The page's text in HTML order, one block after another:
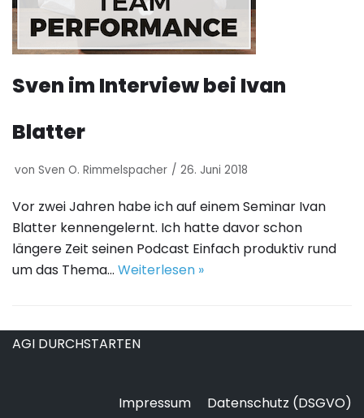
Sven im Interview bei Ivan
Blatter
von Sven O. Rimmelspacher 26. Juni 2018
Vor zwei Jahren habe ich auf einem Seminar Ivan
Blatter kennengelernt. Ich hatte davor schon
längere Zeit seinen Podcast Einfach produktiv rund
um das Thema… Weiterlesen »
AGI DURCHSTARTEN
Impressum Datenschutz (DSGVO)